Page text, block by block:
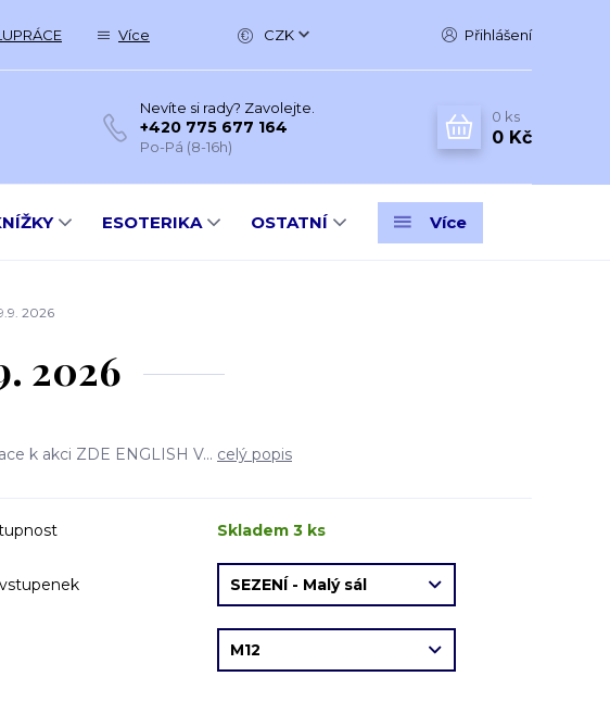
Více CZK Přihlášení
Nevíte si rady? Zavolejte.
+420 775 677 164
Po-Pá (8-16h)
0 ks
0 Kč
ESOTERIKA OSTATNÍ Více
2026
2026
k akci ZDE ENGLISH V... celý popis
Skladem 3 ks